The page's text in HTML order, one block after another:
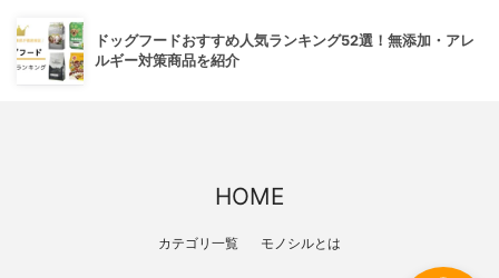
ドッグフードおすすめ人気ランキング52選！無添加・アレ
ルギー対策商品を紹介
HOME
カテゴリ一覧 モノシルとは